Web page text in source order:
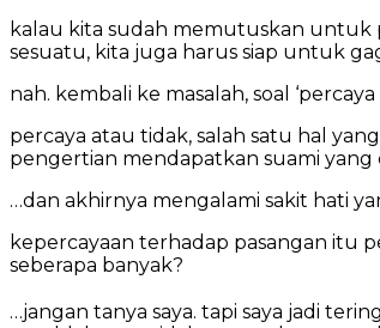
kalau kita sudah memutuskan untuk
sesuatu, kita juga harus siap untuk
nah. kembali ke masalah, soal ‘percaya
percaya atau tidak, salah satu hal
pengertian mendapatkan suami
…dan akhirnya mengalami sakit hati
kepercayaan terhadap pasangan itu
seberapa banyak?
…jangan tanya saya. tapi saya jadi